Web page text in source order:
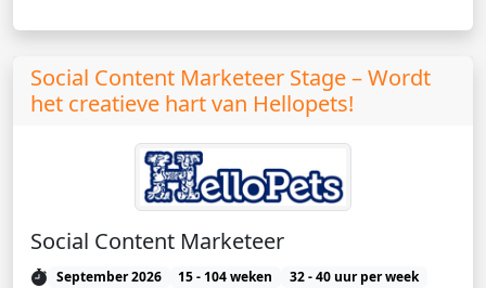
Social Content Marketeer Stage – Wordt
het creatieve hart van Hellopets!
Social Content Marketeer
September 2026 15 - 104 weken 32 - 40 uur per week